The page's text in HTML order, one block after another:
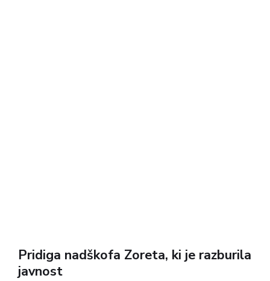
Pridiga nadškofa Zoreta, ki je razburila
javnost